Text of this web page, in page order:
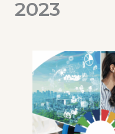
2023